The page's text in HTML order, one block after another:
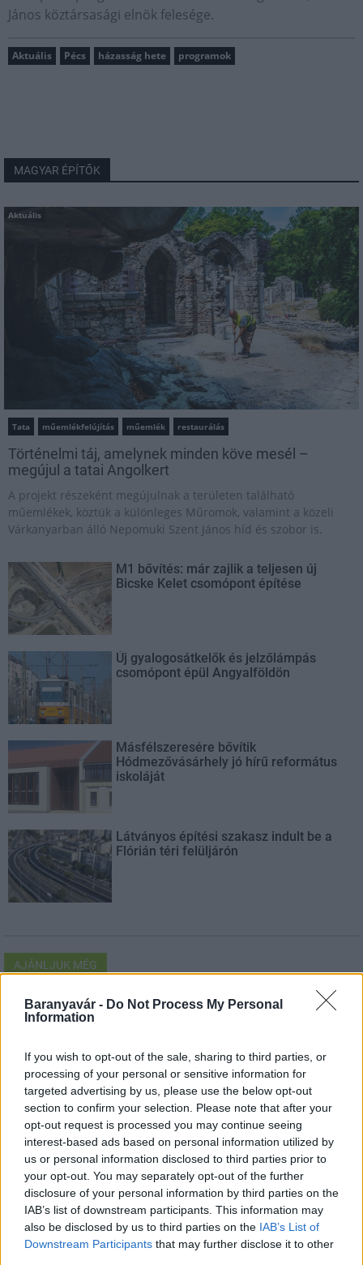
Baranyavár - Do Not Process My Personal
Information
If you wish to opt-out of the sale, sharing to third parties, or
processing of your personal or sensitive information for
targeted advertising by us, please use the below opt-out
section to confirm your selection. Please note that after your
opt-out request is processed you may continue seeing
interest-based ads based on personal information utilized by
us or personal information disclosed to third parties prior to
your opt-out. You may separately opt-out of the further
disclosure of your personal information by third parties on the
IAB’s list of downstream participants. This information may
also be disclosed by us to third parties on the IAB’s List of
Downstream Participants that may further disclose it to other
János köztársasági elnök felesége.
Aktuális Pécs házasság hete programok
MAGYAR ÉPÍTŐK
Aktuális
Tata műemlékfelújítás műemlék restaurálás
Történelmi táj, amelynek minden köve mesél –
megújul a tatai Angolkert
A projekt részeként megújulnak a területen található
műemlékek, köztük a különleges Műromok, valamint a közeli
Várkanyarban álló Nepomuki Szent János híd és szobor is.
M1 bővítés: már zajlik a teljesen új
Bicske Kelet csomópont építése
Új gyalogosátkelők és jelzőlámpás
csomópont épül Angyalföldön
Másfélszeresére bővítik
Hódmezővásárhely jó hírű református
iskoláját
Látványos építési szakasz indult be a
Flórián téri felüljárón
AJÁNLJUK MÉG
Országos hírek
Megérkezett az eső a Duna vízgyűjtőjére